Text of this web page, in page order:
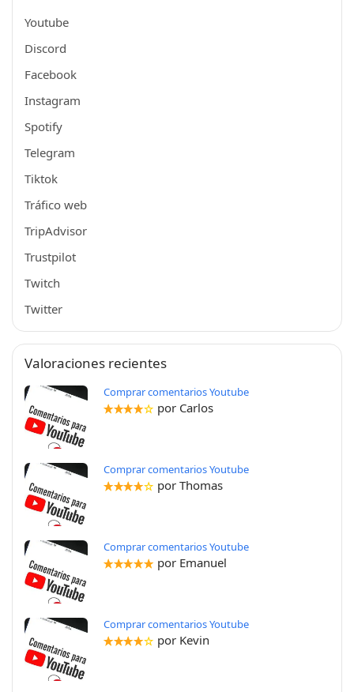
Youtube
Discord
Facebook
Instagram
Spotify
Telegram
Tiktok
Tráfico web
TripAdvisor
Trustpilot
Twitch
Twitter
Valoraciones recientes
Comprar comentarios Youtube
por Carlos
Comprar comentarios Youtube
por Thomas
Comprar comentarios Youtube
por Emanuel
Comprar comentarios Youtube
por Kevin